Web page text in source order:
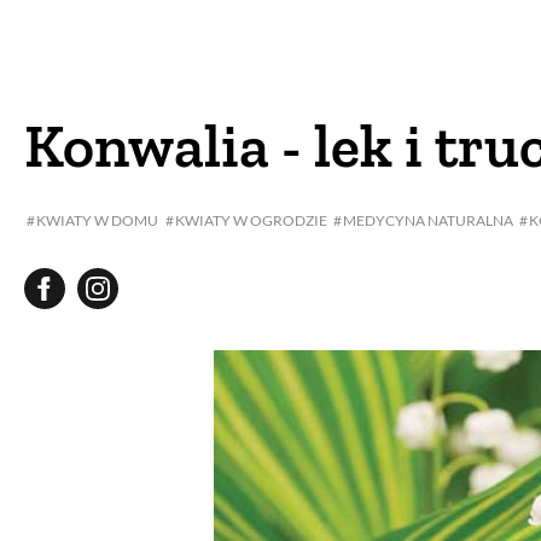
Konwalia - lek i
KWIATY W DOMU KWIATY W OGRODZIE MEDYCYNA NATURALNA
PROJEKTOWANIE
ZWYCZAJE
DANIA